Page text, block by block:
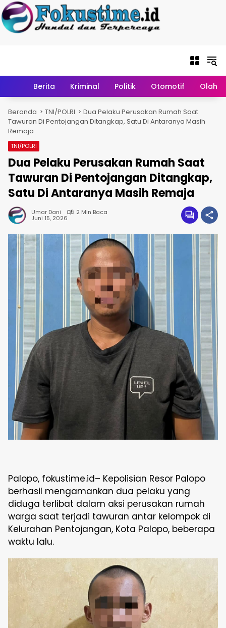
HomeBerita Kriminal Politik Otomotif
Beranda TNI/POLRI
Dua Pelaku Perusakan Rumah Saat
Tawuran Di Pentojangan Ditangkap, Satu Di Antaranya Masih
Remaja
TNI/POLRI
Dua Pelaku Perusakan Rumah Saat
Tawuran Di Pentojangan Ditangkap,
Satu Di Antaranya Masih Remaja
Umar Dani 2 Min Baca
Juni 15, 2026
Palopo, fokustime.id– Kepolisian Resor Palopo
berhasil mengamankan dua pelaku yang
diduga terlibat dalam aksi perusakan rumah
warga saat terjadi tawuran antar kelompok di
Kelurahan Pentojangan, Kota Palopo, beberapa
waktu lalu.